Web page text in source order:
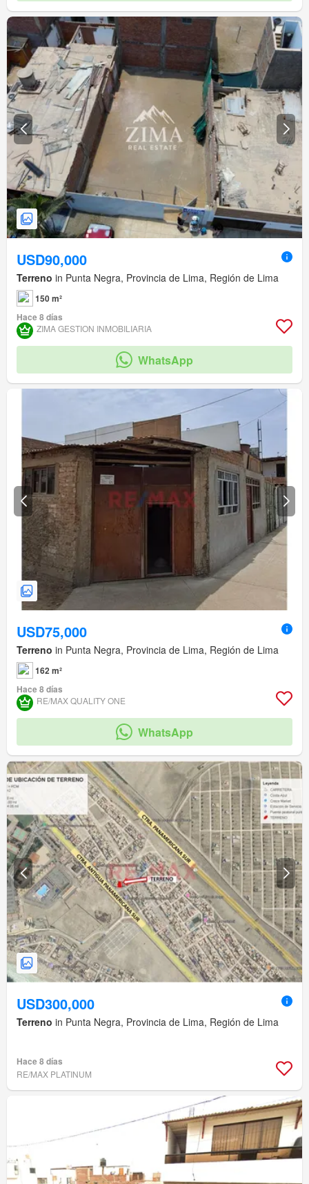
USD90,000
Terreno in Punta Negra, Provincia de Lima, Región de Lima
150 m²
Hace 8 días
ZIMA GESTION INMOBILIARIA
WhatsApp
USD75,000
Terreno in Punta Negra, Provincia de Lima, Región de Lima
162 m²
Hace 8 días
RE/MAX QUALITY ONE
WhatsApp
USD300,000
Terreno in Punta Negra, Provincia de Lima, Región de Lima
Hace 8 días
RE/MAX PLATINUM